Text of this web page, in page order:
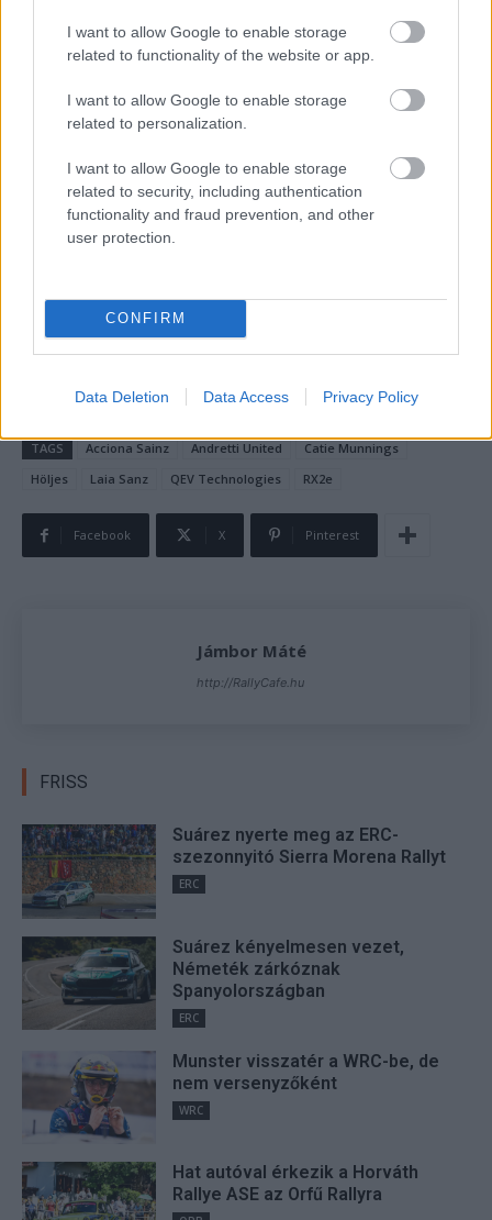
I want to allow Google to enable storage
related to functionality of the website or app.
I want to allow Google to enable storage
related to personalization.
I want to allow Google to enable storage
related to security, including authentication
functionality and fraud prevention, and other
user protection.
CONFIRM
Data Deletion Data Access Privacy Policy
Fotó: @World/Red Bull Content Pool
Bár egyikőjük sem jutott végül döntőbe, Sanz és
a höljesi hétvégére.
Az Extreme E pilóták egy jó része a rallycross világából
vagy a sorozat pilótájaként jelen lévő Timo
TAGS
Acciona Sainz Andretti United
Catie Munnings
Höljes
Laia Sanz QEV Technologies RX2e
Facebook X Pinterest
Jámbor Máté
http://RallyCafe.hu
FRISS
Suárez nyerte meg az ERC-
szezonnyitó Sierra Morena Rallyt
ERC
Suárez kényelmesen vezet,
Németék zárkóznak
Spanyolországban
ERC
Munster visszatér a WRC-be, de
nem versenyzőként
WRC
Hat autóval érkezik a Horváth
Rallye ASE az Orfű Rallyra